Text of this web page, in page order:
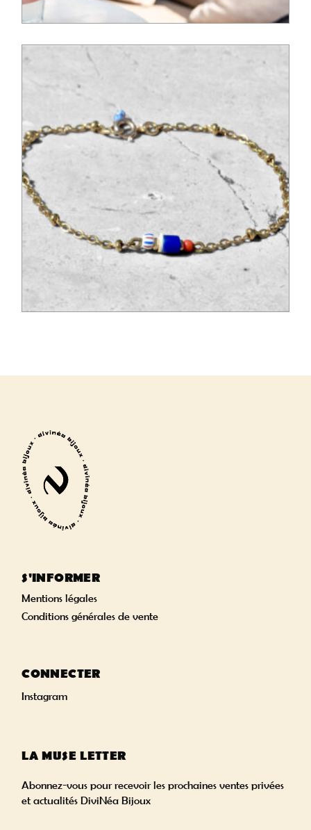
S'INFORMER
Mentions légales
Conditions générales de vente
CONNECTER
Instagram
LA MUSE LETTER
Abonnez-vous pour recevoir les prochaines ventes privées
et actualités DiviNéa Bijoux